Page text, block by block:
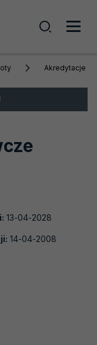
Akredytacje
13-04-2028
14-04-2008